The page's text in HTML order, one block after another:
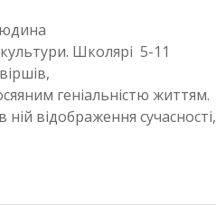
Школярі 5-11
геніальністю життям.
відображення сучасності,